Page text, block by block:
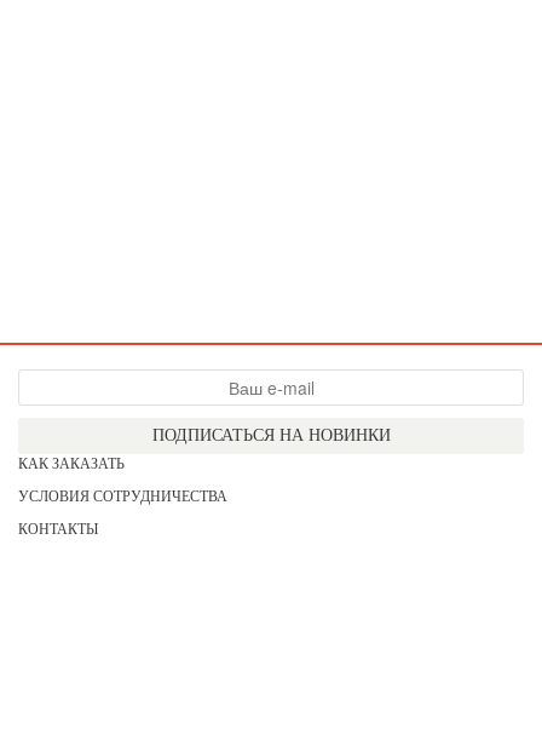
ПОДПИСАТЬСЯ НА НОВИНКИ
КАК ЗАКАЗАТЬ
УСЛОВИЯ СОТРУДНИЧЕСТВА
КОНТАКТЫ